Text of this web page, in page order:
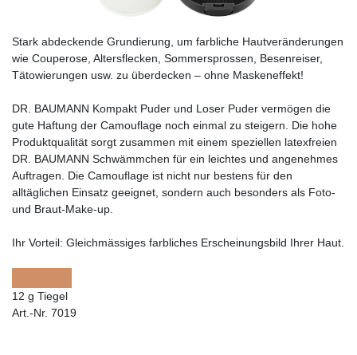
Stark abdeckende Grundierung, um farbliche Hautveränderungen
wie Couperose, Altersflecken, Sommersprossen, Besenreiser,
Tätowierungen usw. zu überdecken – ohne Maskeneffekt!
DR. BAUMANN Kompakt Puder und Loser Puder vermögen die
gute Haftung der Camouflage noch einmal zu steigern. Die hohe
Produktqualität sorgt zusammen mit einem speziellen latexfreien
DR. BAUMANN Schwämmchen für ein leichtes und angenehmes
Auftragen. Die Camouflage ist nicht nur bestens für den
alltäglichen Einsatz geeignet, sondern auch besonders als Foto-
und Braut-Make-up.
Ihr Vorteil: Gleichmässiges farbliches Erscheinungsbild Ihrer Haut.
12 g Tiegel
Art.-Nr. 7019